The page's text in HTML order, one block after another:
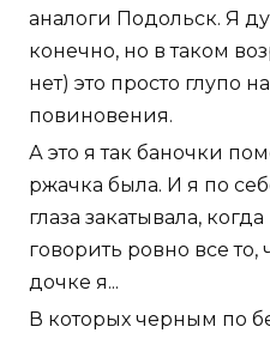
аналоги Подольск. Я
конечно, но в таком
нет) это просто глупо
повиновения.
А это я так баночки
ржачка была. И я по
глаза закатывала,
говорить ровно все то,
дочке я...
В которых черным по